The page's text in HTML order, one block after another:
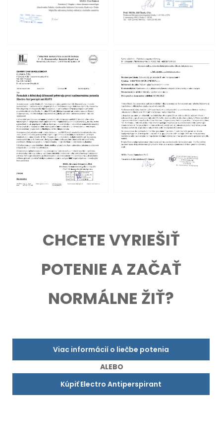
CHCETE VYRIEŠIŤ
POTENIE A ZAČAŤ
NORMÁLNE ŽIŤ?
Viac informácií o liečbe potenia
ALEBO
Kúpiť Electro Antiperspirant